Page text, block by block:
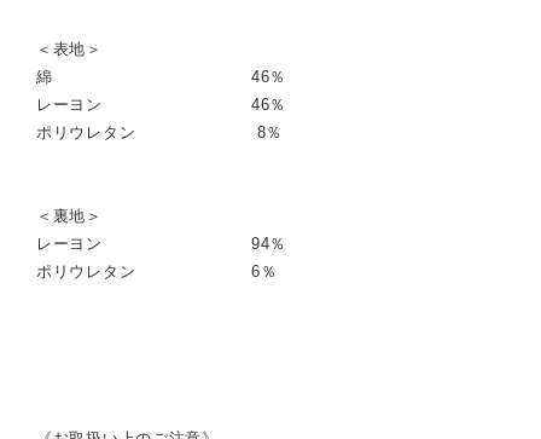
＜表地＞
綿 46％
レーヨン 46％
ポリウレタン 8％
＜裏地＞
レーヨン 94％
ポリウレタン 6％